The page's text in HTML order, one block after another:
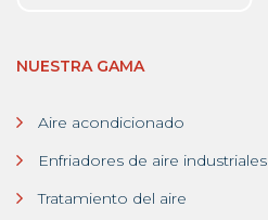
NUESTRA GAMA
Aire acondicionado
Enfriadores de aire industriales
Tratamiento del aire